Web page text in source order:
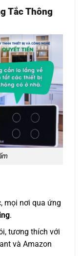
Tắc Thông
mọi nơi qua ứng
.
tương thích với
và Amazon